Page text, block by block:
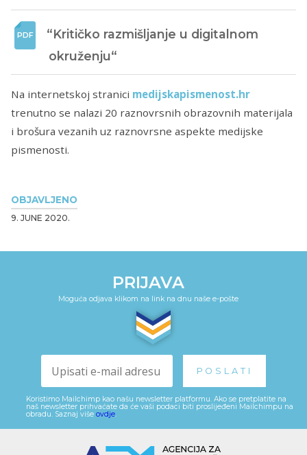
OBJAVLJENO
9. JUNE 2020.
“Kritičko razmišljanje u digitalnom
okruženju“
Na internetskoj stranici medijskapismenost.hr
trenutno se nalazi 20 raznovrsnih obrazovnih materijala
i brošura vezanih uz raznovrsne aspekte medijske
pismenosti.
PRIJAVA
Moguća odjava klikom na link na dnu naše e-pošte
Koristimo Mailchimp kao našu newsletter platformu. Ako se pretplatite na
naš newsletter prihvaćate da će vaši podaci biti proslijeđeni Mailchimpu na
obradu. Saznaj više ovdje.